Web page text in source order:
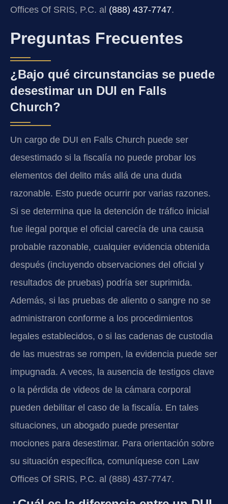
Offices Of SRIS, P.C. al (888) 437-7747.
Preguntas Frecuentes
¿Bajo qué circunstancias se puede
desestimar un DUI en Falls
Church?
Un cargo de DUI en Falls Church puede ser
desestimado si la fiscalía no puede probar los
elementos del delito más allá de una duda
razonable. Esto puede ocurrir por varias razones.
Si se determina que la detención de tráfico inicial
fue ilegal porque el oficial carecía de una causa
probable razonable, cualquier evidencia obtenida
después (incluyendo observaciones del oficial y
resultados de pruebas) podría ser suprimida.
Además, si las pruebas de aliento o sangre no se
administraron conforme a los procedimientos
legales establecidos, o si las cadenas de custodia
de las muestras se rompen, la evidencia puede ser
impugnada. A veces, la ausencia de testigos clave
o la pérdida de videos de la cámara corporal
pueden debilitar el caso de la fiscalía. En tales
situaciones, un abogado puede presentar
mociones para desestimar. Para orientación sobre
su situación específica, comuníquese con Law
Offices Of SRIS, P.C. al (888) 437-7747.